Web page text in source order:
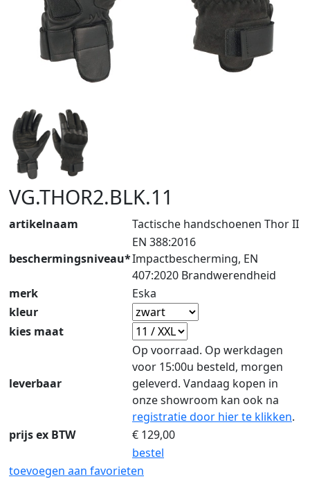
VG.THOR2.BLK.11
artikelnaam Tactische handschoenen Thor II
beschermingsniveau*
EN 388:2016
Impactbescherming, EN
407:2020 Brandwerendheid
merk
Eska
kleur
kies maat
leverbaar
Op voorraad. Op werkdagen
voor 15:00u besteld, morgen
geleverd. Vandaag kopen in
onze showroom kan ook na
registratie door hier te klikken.
prijs ex BTW
€ 129,00
bestel
toevoegen aan favorieten